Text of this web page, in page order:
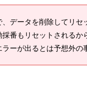
データを削除してリ
番もリセットされるか
ーが出るとは予想外の